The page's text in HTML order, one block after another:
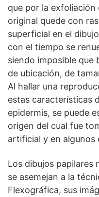
que por la
original quede con
superficial en el
con el tiempo se
siendo imposible que
de ubicación, de
Al hallar una
estas características
epidermis, se puede
origen del cual fue
artificial y en algunos
Los dibujos papilares
se asemejan a la
Flexográfica, sus